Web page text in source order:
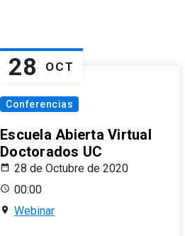
28 OCT
Conferencias
Escuela Abierta Virtual
Doctorados UC
28 de Octubre de 2020
00:00
Webinar